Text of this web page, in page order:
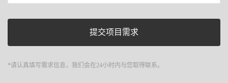
*请认真填写需求信息，我们会在24小时内与您取得联系。